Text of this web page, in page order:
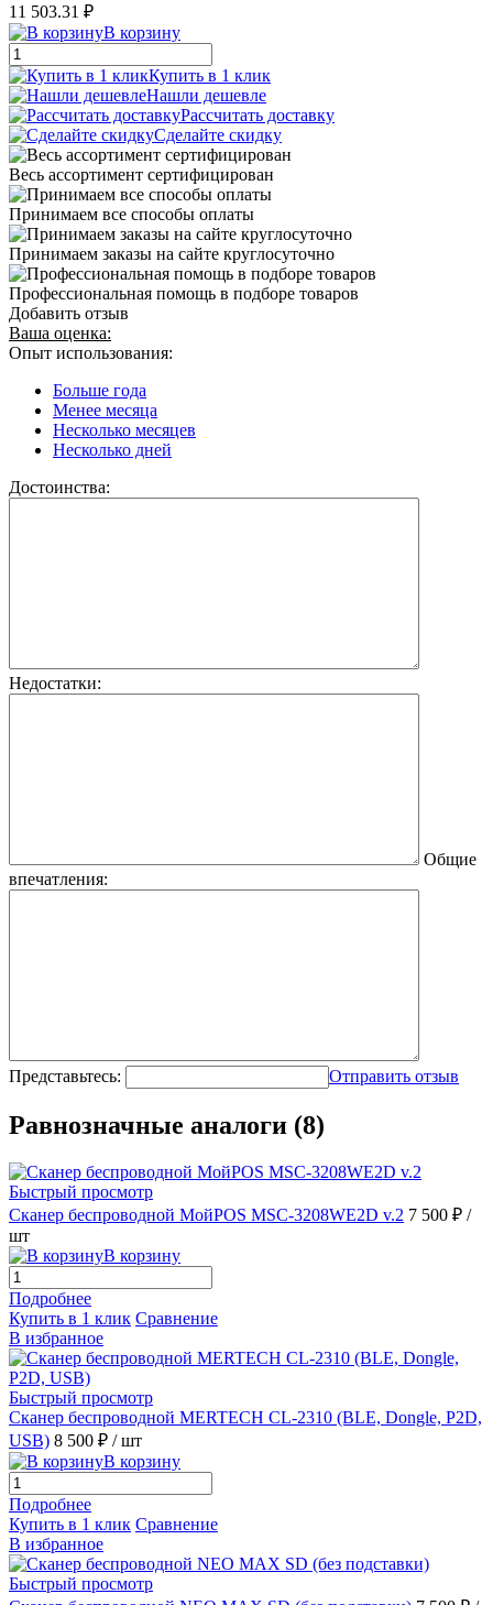
11 503.31 ₽
В корзину
Купить в 1 клик
Нашли дешевле
Рассчитать доставку
Сделайте скидку
Весь ассортимент сертифицирован
Принимаем все способы оплаты
Принимаем заказы на сайте круглосуточно
Профессиональная помощь в подборе товаров
Добавить отзыв
Ваша оценка:
Опыт использования:
Больше года
Менее месяца
Несколько месяцев
Несколько дней
Достоинства:
Недостатки:
Общие
впечатления:
Представьтесь: Отправить отзыв
Равнозначные аналоги (8)
Быстрый просмотр
Сканер беспроводной МойPOS MSC-3208WE2D v.2 7 500 ₽ /
шт
В корзину
Подробнее
Купить в 1 клик Сравнение
В избранное
Быстрый просмотр
Сканер беспроводной MERTECH CL-2310 (BLE, Dongle, P2D,
USB) 8 500 ₽ / шт
В корзину
Подробнее
Купить в 1 клик Сравнение
В избранное
Быстрый просмотр